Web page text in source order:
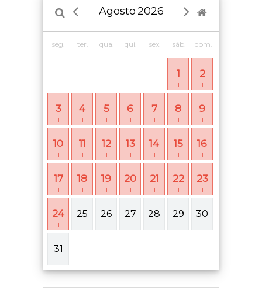
Agosto2026
seg. ter. qua. qui. sex. sáb. dom.
1
1
2
1
3
1
4
1
5
1
6
1
7
1
8
1
9
1
10
1
11
1
12
1
13
1
14
1
15
1
16
1
17
1
18
1
19
1
20
1
21
1
22
1
23
1
24
1
25 26 27 28 29 30
31